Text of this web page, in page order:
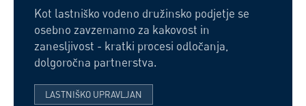
Kot lastniško vodeno družinsko podjetje se
osebno zavzemamo za kakovost in
zanesljivost - kratki procesi odločanja,
dolgoročna partnerstva.
LASTNIŠKO UPRAVLJAN